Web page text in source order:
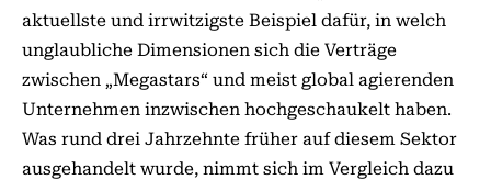
aktuellste und irrwitzigste Beispiel dafür, in welch
unglaubliche Dimensionen sich die Verträge
zwischen „Megastars“ und meist global agierenden
Unternehmen inzwischen hochgeschaukelt haben.
Was rund drei Jahrzehnte früher auf diesem Sektor
ausgehandelt wurde, nimmt sich im Vergleich dazu